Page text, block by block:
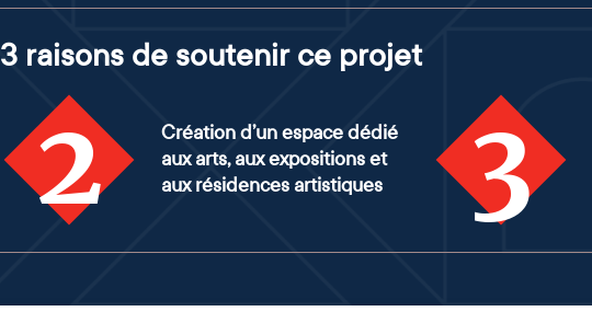
3 raisons de soutenir ce projet
2
Création d’un espace dédié
aux arts, aux expositions et
aux résidences artistiques
3